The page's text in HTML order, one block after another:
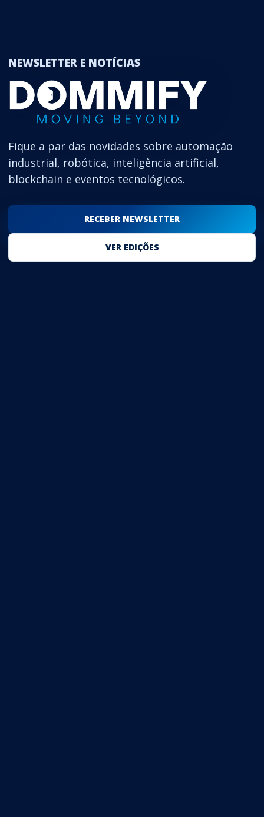
NEWSLETTER E NOTÍCIAS
Fique a par das novidades sobre automação
industrial, robótica, inteligência artificial,
blockchain e eventos tecnológicos.
RECEBER NEWSLETTER
VER EDIÇÕES